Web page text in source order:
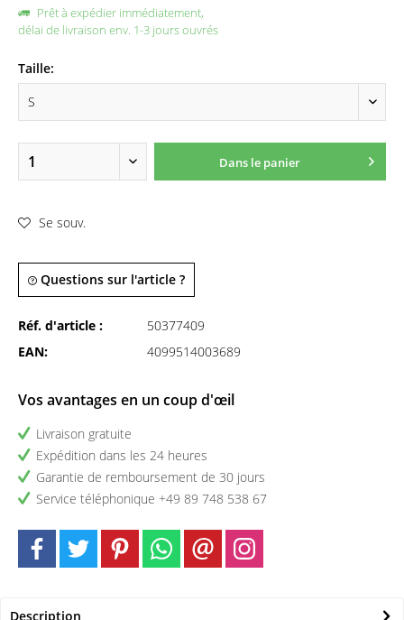
Prêt à expédier immédiatement,
délai de livraison env. 1-3 jours ouvrés
Taille:
Dans le panier
Se souv.
Questions sur l'article ?
Réf. d'article :
50377409
EAN:
4099514003689
Vos avantages en un coup d'œil
Livraison gratuite
Expédition dans les 24 heures
Garantie de remboursement de 30 jours
Service téléphonique +49 89 748 538 67
Description